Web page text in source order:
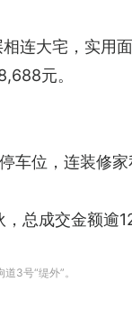
相连大宅，实
元。
车位，连装修家
总成交金额逾
3号“缇外”。